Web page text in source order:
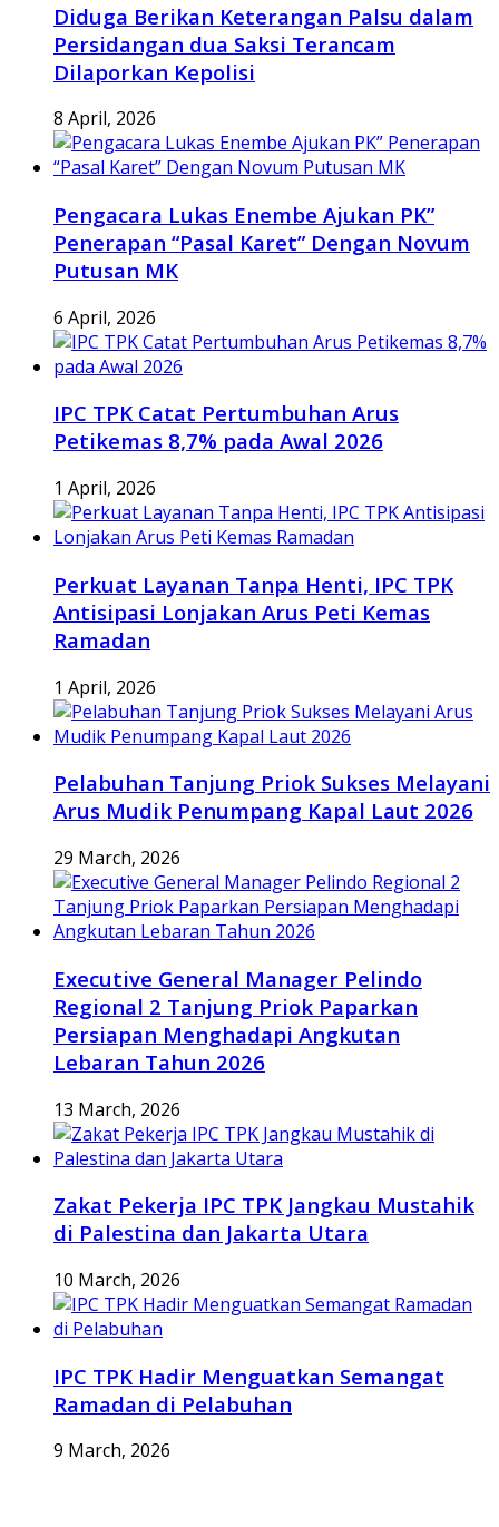
Diduga Berikan Keterangan Palsu dalam
Persidangan dua Saksi Terancam
Dilaporkan Kepolisi
8 April, 2026
Pengacara Lukas Enembe Ajukan PK”
Penerapan “Pasal Karet” Dengan Novum
Putusan MK
6 April, 2026
IPC TPK Catat Pertumbuhan Arus
Petikemas 8,7% pada Awal 2026
1 April, 2026
Perkuat Layanan Tanpa Henti, IPC TPK
Antisipasi Lonjakan Arus Peti Kemas
Ramadan
1 April, 2026
Pelabuhan Tanjung Priok Sukses Melayani
Arus Mudik Penumpang Kapal Laut 2026
29 March, 2026
Executive General Manager Pelindo
Regional 2 Tanjung Priok Paparkan
Persiapan Menghadapi Angkutan
Lebaran Tahun 2026
13 March, 2026
Zakat Pekerja IPC TPK Jangkau Mustahik
di Palestina dan Jakarta Utara
10 March, 2026
IPC TPK Hadir Menguatkan Semangat
Ramadan di Pelabuhan
9 March, 2026